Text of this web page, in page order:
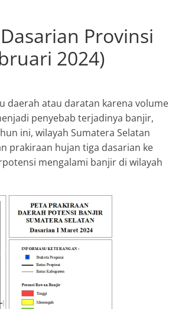
Provinsi
2024)
daerah atau daratan karena volume
penyebab terjadinya banjir,
ini, wilayah Sumatera Selatan
prakiraan hujan tiga dasarian ke
mengalami banjir di wilayah